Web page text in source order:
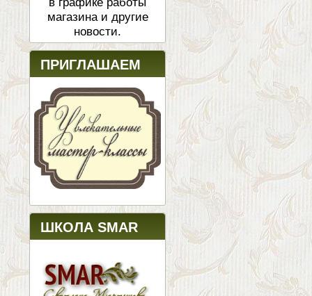
магазина и другие
новости.
ПРИГЛАШАЕМ
ШКОЛА SMAR